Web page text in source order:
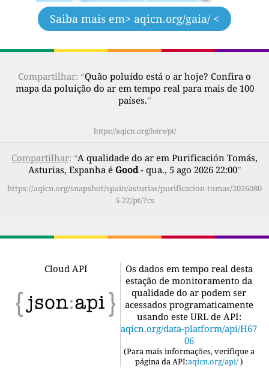
Saiba mais em> aqicn.org/gaia/ <
Compartilhar: “Quão poluído está o ar hoje? Confira o
mapa da poluição do ar em tempo real para mais de 100
países.”
https://aqicn.org/here/pt/
Compartilhar: “A qualidade do ar em Purificación Tomás,
Asturias, Espanha é Good- qua., 5 ago 2026 22:00”
https://aqicn.org/snapshot/spain/asturias/purificacion-tomas/2026080
5-22/pt/?cs
Cloud API
Os dados em tempo real desta
estação de monitoramento da
qualidade do ar podem ser
acessados programaticamente
usando este URL de API:
aqicn.org/data-platform/api/H67
06
(Para mais informações, verifique a
página da API:aqicn.org/api/ )